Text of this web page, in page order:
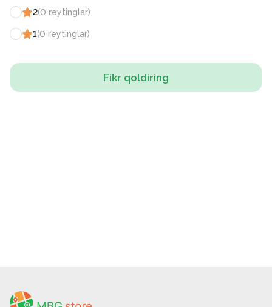
2(0 reytinglar)
1(0 reytinglar)
Fikr qoldiring